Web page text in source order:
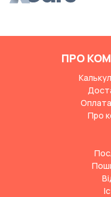
ПРО
Про